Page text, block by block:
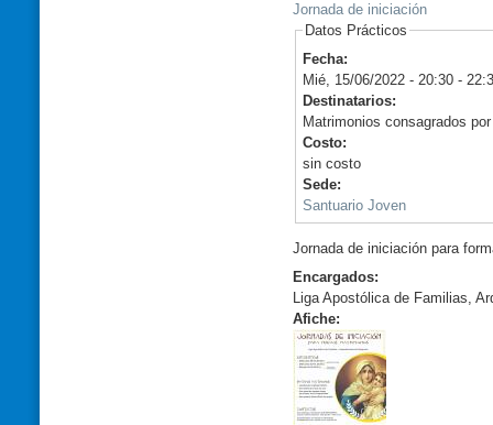
Jornada de iniciación
Datos Prácticos
Fecha:
Mié, 15/06/2022 - 20:30 -
Destinatarios:
Matrimonios consagrados
Costo:
sin costo
Sede:
Santuario Joven
Jornada de iniciación para
Encargados:
Liga Apostólica de Familias,
Afiche: